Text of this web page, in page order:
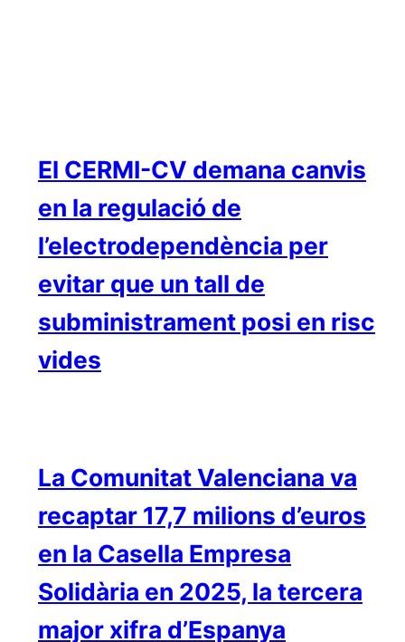
El CERMI-CV demana canvis
en la regulació de
l’electrodependència per
evitar que un tall de
subministrament posi en risc
vides
La Comunitat Valenciana va
recaptar 17,7 milions d’euros
en la Casella Empresa
Solidària en 2025, la tercera
major xifra d’Espanya